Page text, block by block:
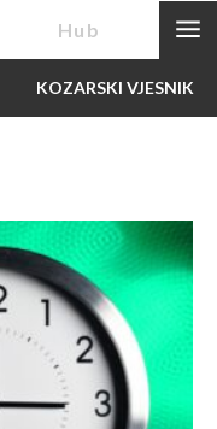
Hub
KOZARSKI VJESNIK